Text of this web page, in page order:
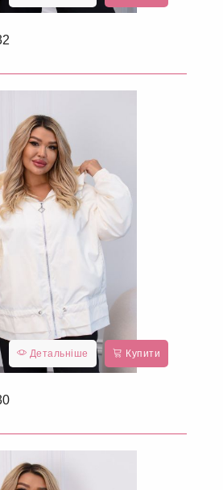
Детальніше Купити